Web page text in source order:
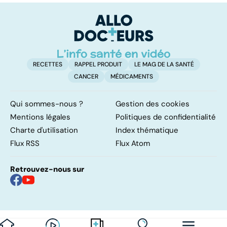
RECETTES RAPPEL PRODUIT
LE MAG DE LA SANTÉ
CANCER
MÉDICAMENTS
Qui sommes-nous ?
Gestion des cookies
Mentions légales
Politiques de confidentialité
Charte d'utilisation
Index thématique
Flux RSS
Flux Atom
Retrouvez-nous sur